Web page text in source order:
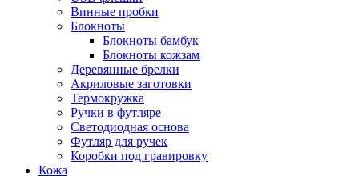
Винные пробки
Блокноты
Блокноты бамбук
Блокноты кожзам
Деревянные брелки
Акриловые заготовки
Термокружка
Ручки в футляре
Светодиодная основа
Футляр для ручек
Коробки под гравировку
Кожа